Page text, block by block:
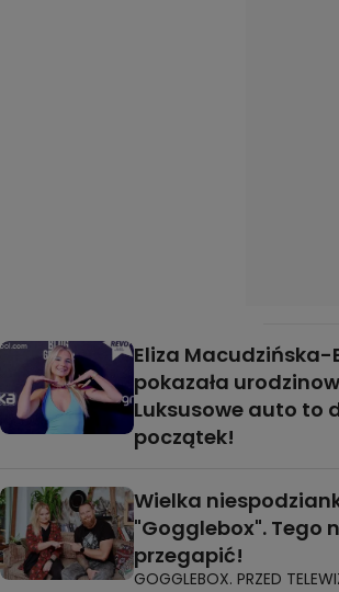
Eliza Macudzińska-
pokazała
Luksusowe auto to
początek!
Wielka
"Gogglebox". Tego
przegapić!
GOGGLEBOX. PRZED